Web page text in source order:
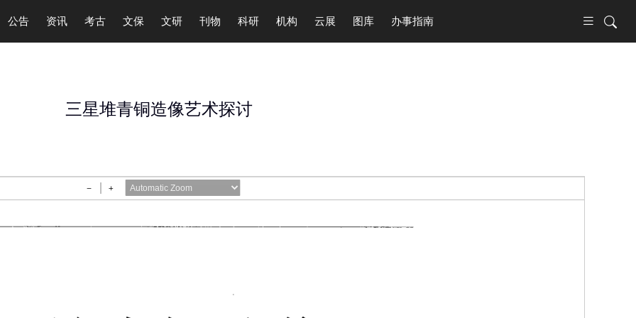
公告 资讯 考古 文保 文研 刊物 科研 机构 云展 图库 办事指南
三星堆青铜造像艺术探讨